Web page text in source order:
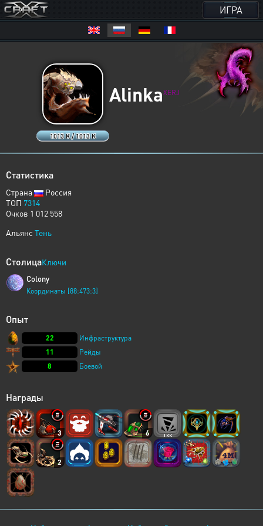
ИГРА
1013 K / 1013 K
AlinkaXERJ
Статистика
Страна
Россия
ТОП 7314
Очков 1 012 558
Альянс Тень
СтолицаКлючи
Colony
Координаты [88:473:3]
Опыт
22
Инфраструктура
11
Рейды
8
Боевой
Награды
3 6
2